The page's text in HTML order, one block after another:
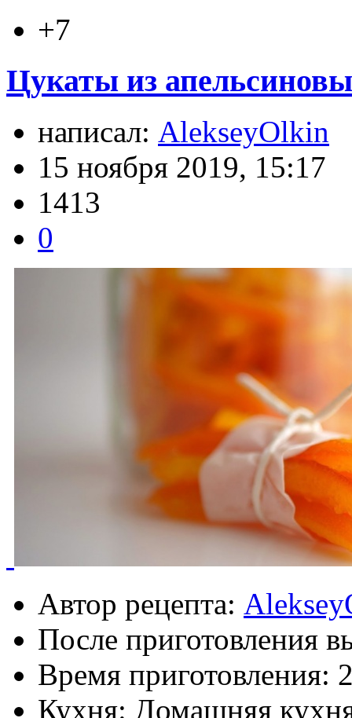
+7
Цукаты из
написал: AlekseyOlkin
15 ноября 2019, 15:17
1413
0
Автор рецепта:
После приготовления
Время приготовления:
Кухня: Домашняя